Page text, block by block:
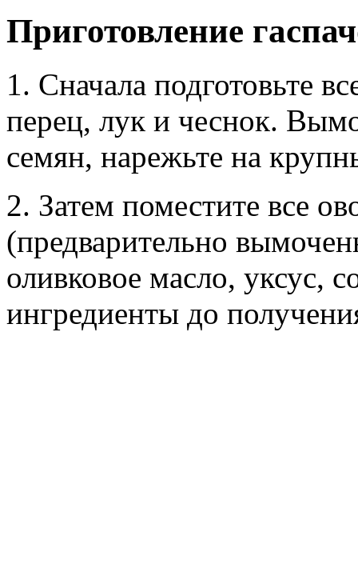
Приготовление
1. Сначала подготовьте
перец, лук и чеснок.
семян, нарежьте на
2. Затем поместите все
(предварительно
оливковое масло, уксус,
ингредиенты до